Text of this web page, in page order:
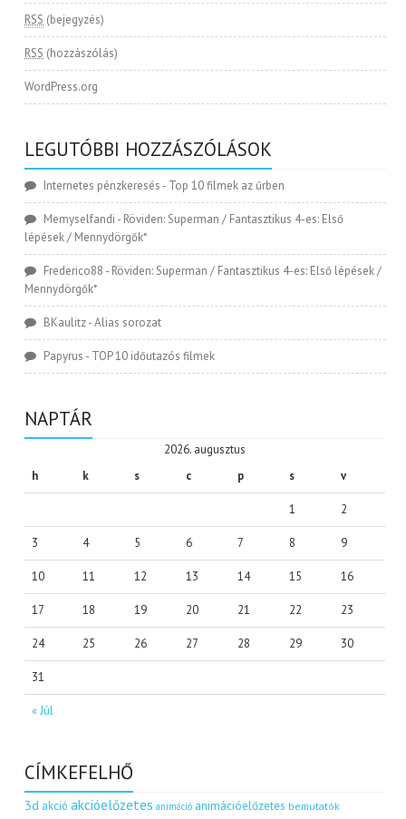
RSS (bejegyzés)
RSS (hozzászólás)
WordPress.org
LEGUTÓBBI HOZZÁSZÓLÁSOK
Internetes pénzkeresés - Top 10 filmek az űrben
Memyselfandi - Röviden: Superman / Fantasztikus 4-es: Első
lépések / Mennydörgők*
Frederico88 - Röviden: Superman / Fantasztikus 4-es: Első lépések /
Mennydörgők*
BKaulitz-Alias sorozat
Papyrus - TOP 10 időutazós filmek
NAPTÁR
2026. augusztus
h
k s c p s v
« Júl
1 2
3 4 5 6 7 8 9
10 11 12 13 14 15 16
17 18 19 20 21 22 23
24 25 26 27 28 29 30
31
CÍMKEFELHŐ
3d akció akcióelőzetes animáció animációelőzetes bemutatók